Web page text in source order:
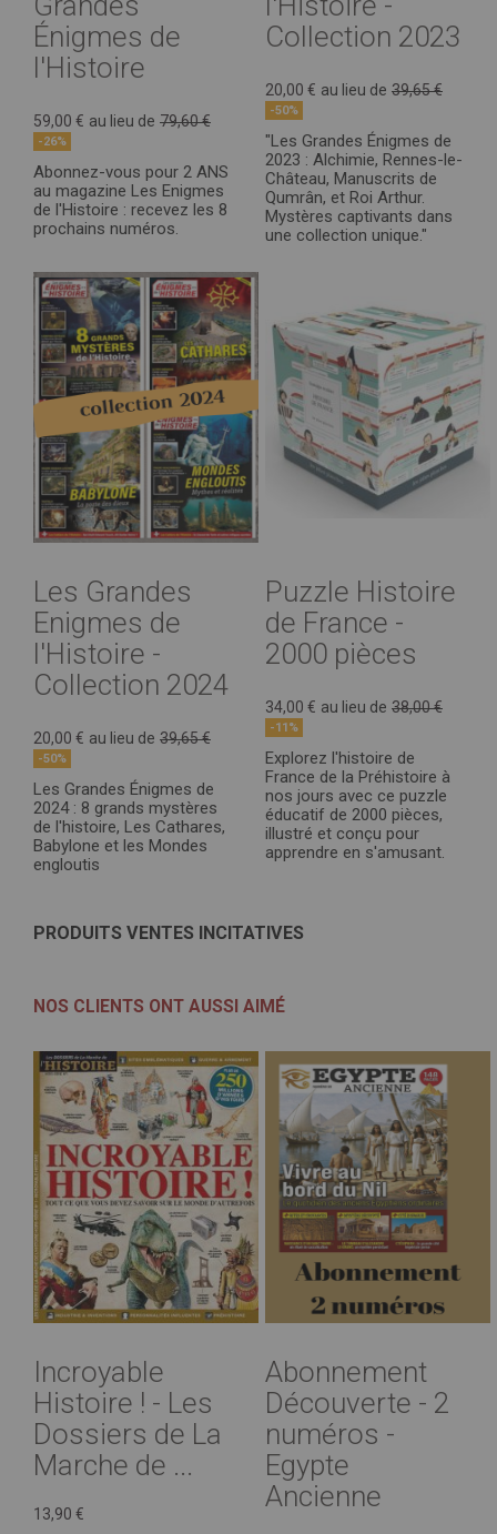
Énigmes de
l'Histoire
59,00 € au lieu de 79,60 €
-26%
Abonnez-vous pour 2 ANS
au magazine Les Enigmes
de l'Histoire : recevez les 8
prochains numéros.
Collection 2023
20,00 € au lieu de 39,65 €
-50%
"Les Grandes Énigmes de
2023 : Alchimie, Rennes-le-
Château, Manuscrits de
Qumrân, et Roi Arthur.
Mystères captivants dans
une collection unique."
Les Grandes
Enigmes de
l'Histoire -
Collection 2024
20,00 € au lieu de 39,65 €
-50%
Les Grandes Énigmes de
2024 : 8 grands mystères
de l'histoire, Les Cathares,
Babylone et les Mondes
engloutis
Puzzle Histoire
de France -
2000 pièces
34,00 € au lieu de 38,00 €
-11%
Explorez l'histoire de
France de la Préhistoire à
nos jours avec ce puzzle
éducatif de 2000 pièces,
illustré et conçu pour
apprendre en s'amusant.
PRODUITS VENTES INCITATIVES
NOS CLIENTS ONT AUSSI AIMÉ
Incroyable
Histoire ! - Les
Dossiers de La
Marche de ...
13,90 €
Abonnement
Découverte - 2
numéros -
Egypte
Ancienne